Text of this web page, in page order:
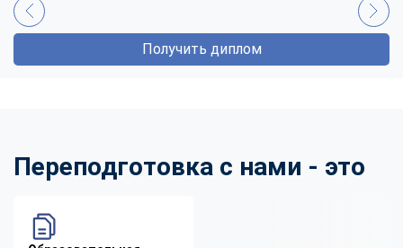
Получить диплом
Переподготовка с нами - это